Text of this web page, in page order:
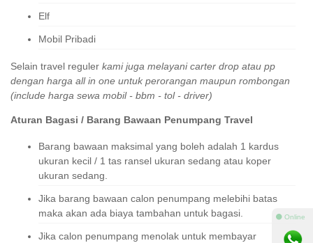
Elf
Mobil Pribadi
Selain travel reguler kami juga melayani carter drop atau pp
dengan harga all in one untuk perorangan maupun rombongan
(include harga sewa mobil - bbm - tol - driver)
Aturan Bagasi / Barang Bawaan Penumpang Travel
Barang bawaan maksimal yang boleh adalah 1 kardus
ukuran kecil / 1 tas ransel ukuran sedang atau koper
ukuran sedang.
Jika barang bawaan calon penumpang melebihi batas
maka akan ada biaya tambahan untuk bagasi.
Jika calon penumpang menolak untuk membayar
⚫ Online